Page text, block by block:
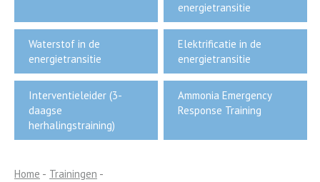
energietransitie
Waterstof in de
energietransitie
Elektrificatie in de
energietransitie
Interventieleider (3-
daagse
herhalingstraining)
Ammonia Emergency
Response Training
Home - Trainingen -